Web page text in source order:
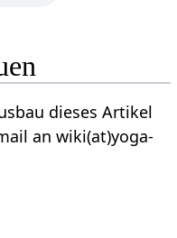
dieses Artikel
an wiki(at)yoga-